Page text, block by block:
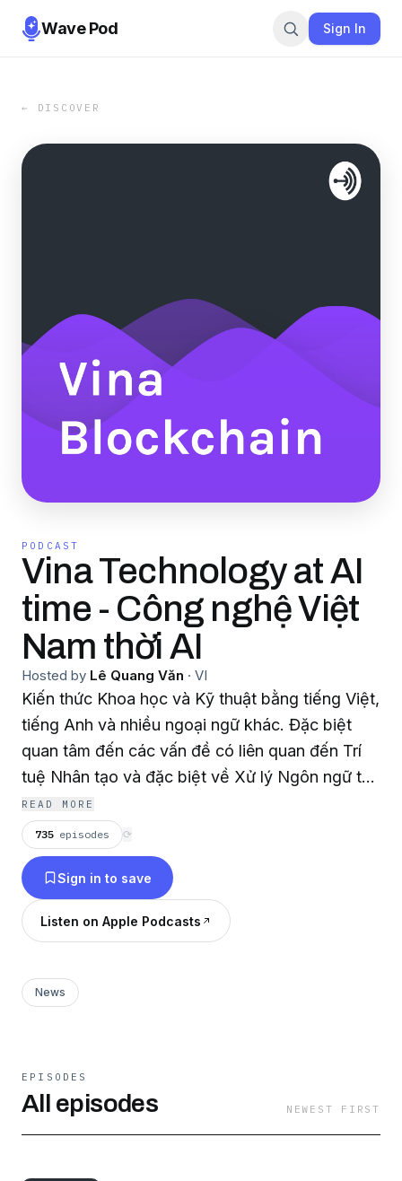
Wave Pod Sign In
← DISCOVER
PODCAST
Vina Technology at AI
time - Công nghệ Việt
Nam thời AI
Hosted by Lê Quang Văn · VI
Kiến thức Khoa học và Kỹ thuật bằng tiếng Việt,
tiếng Anh và nhiều ngoại ngữ khác. Đặc biệt
quan tâm đến các vấn đề có liên quan đến Trí
tuệ Nhân tạo và đặc biệt về Xử lý Ngôn ngữ tự
nhiên
READ MORE
735 episodes ⟳
Sign in to save
Listen on Apple Podcasts
News
EPISODES
All episodes NEWEST FIRST